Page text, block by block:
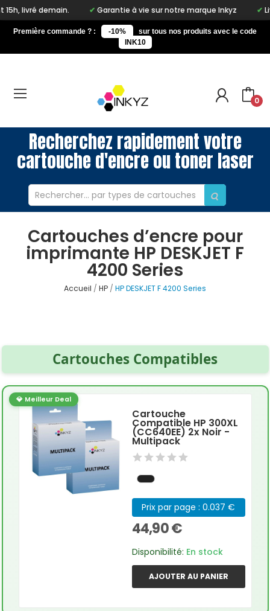
livré demain. Garantie à vie sur notre marque Inkyz
Première commande ? : -10%
sur tous nos produits avec le code
INK10
0
Recherchez rapidement votre
cartouche d'encre ou toner laser
Cartouches d’encre pour
imprimante HP DESKJET F
4200 Series
Accueil HP HP DESKJET F 4200 Series
Cartouches Compatibles
💎 Meilleur Deal
Cartouche
Compatible HP 300XL
(CC640EE) 2x Noir -
Multipack
Prix par page : 0.037 €
44,90 €
Disponibilité: En stock
AJOUTER AU PANIER